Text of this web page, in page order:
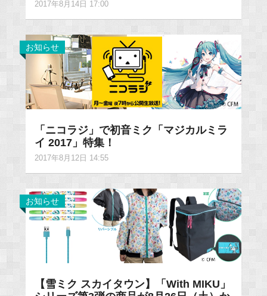
2017年8月14日 17:00
お知らせ
「ニコラジ」で初音ミク「マジカルミラ
イ 2017」特集！
2017年8月12日 14:55
お知らせ
【雪ミク スカイタウン】「With MIKU」